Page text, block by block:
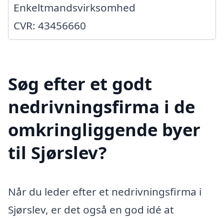
Enkeltmandsvirksomhed
CVR: 43456660
Søg efter et godt
nedrivningsfirma i de
omkringliggende byer
til Sjørslev?
Når du leder efter et nedrivningsfirma i
Sjørslev, er det også en god idé at